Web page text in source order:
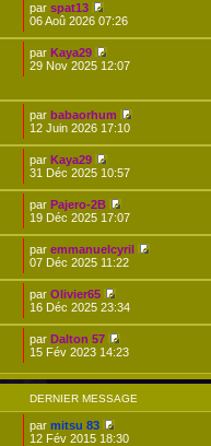
parspat13
06 Aoû 2026 07:26
parKaya29
29 Nov 2025 12:07
parbabaorhum
12 Juin 2026 17:10
parKaya29
31 Déc 2025 10:57
parPajero-2B
19 Déc 2025 17:07
paremmanuelcyril
07 Déc 2025 11:22
parOlivier65
16 Déc 2025 23:34
parDalton 57
15 Fév 2023 14:23
DERNIER MESSAGE
parmitsu 83
12 Fév 2015 18:30